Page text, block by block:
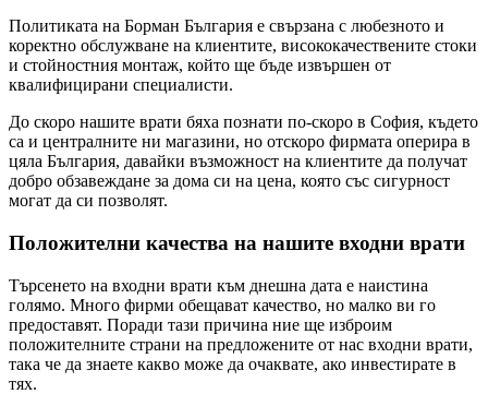
Политиката на Борман България е свързана с любезното и
коректно обслужване на клиентите, висококачествените стоки
и стойностния монтаж, който ще бъде извършен от
квалифицирани специалисти.
До скоро нашите врати бяха познати по-скоро в София, където
са и централните ни магазини, но отскоро фирмата оперира в
цяла България, давайки възможност на клиентите да получат
добро обзавеждане за дома си на цена, която със сигурност
могат да си позволят.
Положителни качества на нашите входни врати
Търсенето на входни врати към днешна дата е наистина
голямо. Много фирми обещават качество, но малко ви го
предоставят. Поради тази причина ние ще изброим
положителните страни на предложените от нас входни врати,
така че да знаете какво може да очаквате, ако инвестирате в
тях.